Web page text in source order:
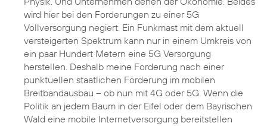
wird hier bei den Forderungen zu einer 5G
Vollversorgung negiert. Ein Funkmast mit dem aktuell
versteigerten Spektrum kann nur in einem Umkreis von
ein paar Hundert Metern eine 5G Versorgung
herstellen. Deshalb meine Forderung nach einer
punktuellen staatlichen Förderung im mobilen
Breitbandausbau – ob nun mit 4G oder 5G. Wenn die
Politik an jedem Baum in der Eifel oder dem Bayrischen
Wald eine mobile Internetversorgung bereitstellen